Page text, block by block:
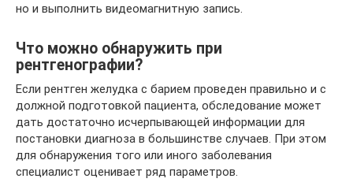
но и выполнить видеомагнитную запись.
Что можно обнаружить при
рентгенографии?
Если рентген желудка с барием проведен правильно и с
должной подготовкой пациента, обследование может
дать достаточно исчерпывающей информации для
постановки диагноза в большинстве случаев. При этом
для обнаружения того или иного заболевания
специалист оценивает ряд параметров.